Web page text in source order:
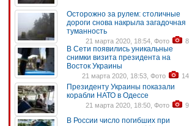
Осторожно за рулем: столичные
дороги снова накрыла загадочная
туманность
21 марта 2020, 18:54, Фото 8
В Сети появились уникальные
снимки визита президента на
Восток Украины
21 марта 2020, 18:53, Фото 14
Президенту Украины показали
корабли НАТО в Одессе
21 марта 2020, 18:50, Фото 9
В России число погибших при